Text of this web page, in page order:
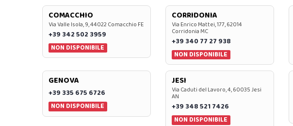
COMACCHIO
Via Valle Isola, 9, 44022 Comacchio FE
+39 342 502 3959
NON DISPONIBILE
CORRIDONIA
Via Enrico Mattei, 177, 62014
Corridonia MC
+39 340 77 27 938
NON DISPONIBILE
GENOVA
+39 335 675 6726
NON DISPONIBILE
JESI
Via Caduti del Lavoro, 4, 60035 Jesi
AN
+39 348 521 7426
NON DISPONIBILE